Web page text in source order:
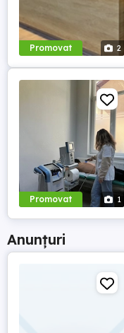
Promovat 2
Promovat 1
Anunțuri